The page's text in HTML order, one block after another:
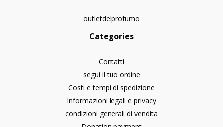
outletdelprofumo
Categories
Contatti
segui il tuo ordine
Costi e tempi di spedizione
Informazioni legali e privacy
condizioni generali di vendita